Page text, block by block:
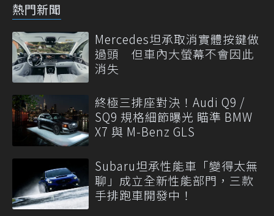
熱門新聞
Mercedes坦承取消實體按鍵做
過頭 但車內大螢幕不會因此
消失
終極三排座對決！Audi Q9 /
SQ9 規格細節曝光 瞄準 BMW
X7 與 M-Benz GLS
Subaru坦承性能車「變得太無
聊」成立全新性能部門，三款
手排跑車開發中！